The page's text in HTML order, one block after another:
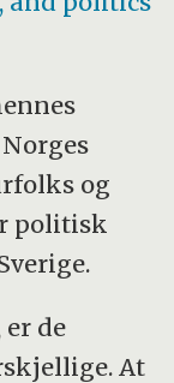
og
politisk
de
At